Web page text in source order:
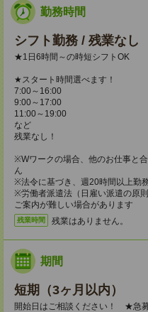
勤務時間
シフト勤務 / 残業なし
★1日6時間～の時短シフトOK
★スタート時間選べます！
7:00～16:00
9:00～17:00
11:00～19:00
など
残業なし！
※Wワークの場合、他のお仕事と
ん
※法令に基づき、週20時間以上勤
※労働者派遣法（日雇い派遣の原
ご案内が難しい場合があります
残業時間 残業はありません。
期間
短期（3ヶ月以内）
開始日はご相談ください！ ★急